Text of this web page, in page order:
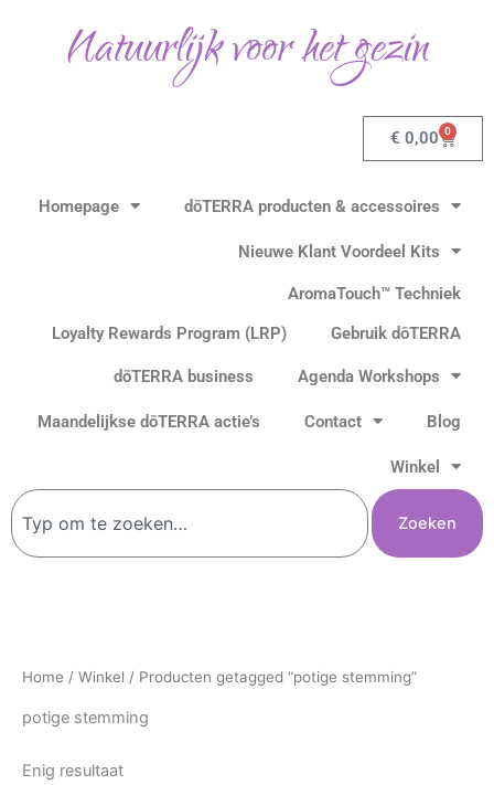
Natuurlijk voor het gezin
€ 0,00 0
Homepage dōTERRA producten & accessoires
Nieuwe Klant Voordeel Kits
AromaTouch™ Techniek
Loyalty Rewards Program (LRP)
Gebruik dōTERRA
dōTERRA business Agenda Workshops
Maandelijkse dōTERRA actie’s Contact Blog
Winkel
Zoeken
Zoeken
Home / Winkel / Producten getagged “potige stemming”
potige stemming
Enig resultaat